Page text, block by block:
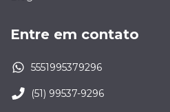
Entre em contato
5551995379296
(51) 99537-9296